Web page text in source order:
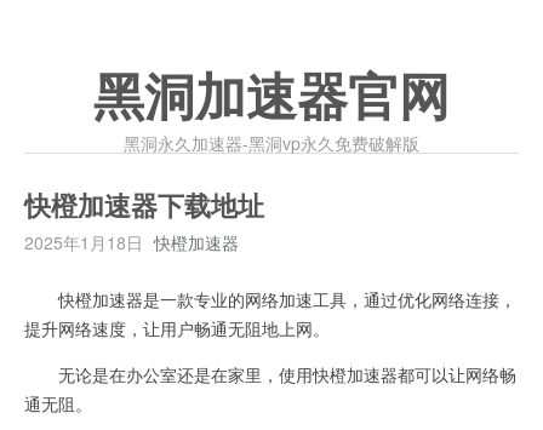
黑洞加速器官网
黑洞永久加速器-黑洞vp永久免费破解版
快橙加速器下载地址
2025年1月18日 快橙加速器
快橙加速器是一款专业的网络加速工具，通过优化网络连接，
提升网络速度，让用户畅通无阻地上网。
无论是在办公室还是在家里，使用快橙加速器都可以让网络畅
通无阻。